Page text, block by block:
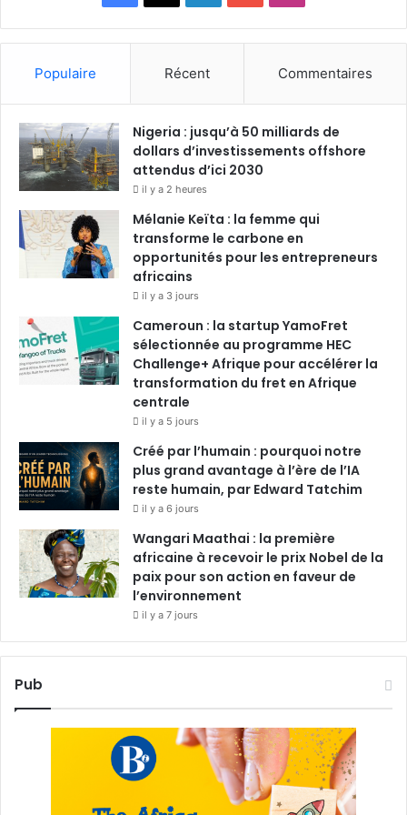
a
b
o
k
i
e
d
n
o
u
b
n
a
a
Populaire Récent Commentaires
Nigeria : jusqu’à 50 milliards de
dollars d’investissements offshore
attendus d’ici 2030
il y a 2 heures
Mélanie Keïta : la femme qui
transforme le carbone en
opportunités pour les entrepreneurs
africains
il y a 3 jours
Cameroun : la startup YamoFret
sélectionnée au programme HEC
Challenge+ Afrique pour accélérer la
transformation du fret en Afrique
centrale
il y a 5 jours
Créé par l’humain : pourquoi notre
plus grand avantage à l’ère de l’IA
reste humain, par Edward Tatchim
il y a 6 jours
Wangari Maathai : la première
africaine à recevoir le prix Nobel de la
paix pour son action en faveur de
l’environnement
il y a 7 jours
Pub